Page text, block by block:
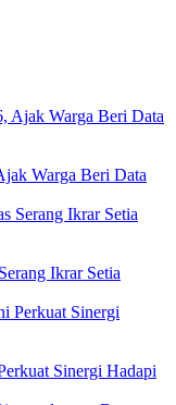
Warga Beri Data
Ikrar Setia
Sinergi Hadapi